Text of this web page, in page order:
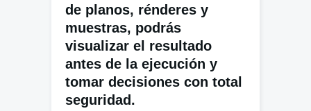
de planos, rénderes y
muestras, podrás
visualizar el resultado
antes de la ejecución y
tomar decisiones con total
seguridad.